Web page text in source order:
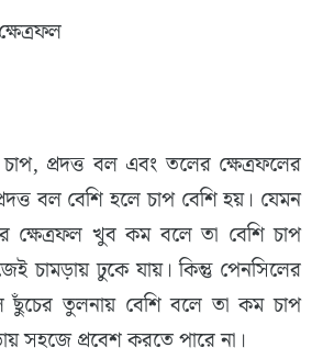
প্রদত্ত বল এবং তলের ক্ষেত্রফলের
বল বেশি হলে চাপ বেশি হয়। যেমন
ক্ষেত্রফল খুব কম বলে তা বেশি চাপ
চামড়ায় ঢুকে যায়। কিন্তু পেনসিলের
ছুঁচের তুলনায় বেশি বলে তা কম চাপ
সহজে প্রবেশ করতে পারে না।